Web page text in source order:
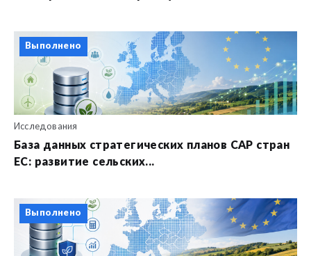
Выполнено
Исследования
База данных стратегических планов CAP стран
ЕС: развитие сельских...
Выполнено